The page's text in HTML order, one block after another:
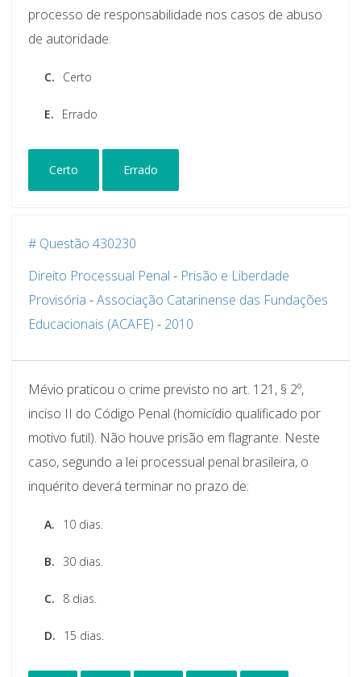
processo de responsabilidade nos casos de abuso
de autoridade.
C. Certo
E. Errado
Certo Errado
# Questão 430230
Direito Processual Penal - Prisão e Liberdade
Provisória -Associação Catarinense das Fundações
Educacionais (ACAFE) - 2010
Mévio praticou o crime previsto no art. 121, § 2º,
inciso II do Código Penal (homicídio qualificado por
motivo futil). Não houve prisão em flagrante. Neste
caso, segundo a lei processual penal brasileira, o
inquérito deverá terminar no prazo de:
A. 10 dias.
B. 30 dias.
C. 8 dias.
D. 15 dias.